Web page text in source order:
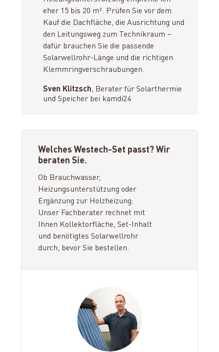
eher 15 bis 20 m². Prüfen Sie vor dem
Kauf die Dachfläche, die Ausrichtung und
den Leitungsweg zum Technikraum –
dafür brauchen Sie die passende
Solarwellrohr-Länge und die richtigen
Klemmringverschraubungen.
Sven Klitzsch, Berater für Solarthermie
und Speicher bei kamdi24
Welches Westech-Set passt? Wir
beraten Sie.
Ob Brauchwasser,
Heizungsunterstützung oder
Ergänzung zur Holzheizung:
Unser Fachberater rechnet mit
Ihnen Kollektorfläche, Set-Inhalt
und benötigtes Solarwellrohr
durch, bevor Sie bestellen.